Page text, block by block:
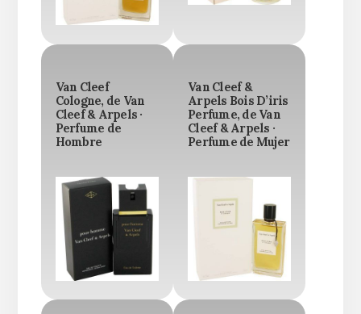
Van Cleef
Cologne, de Van
Cleef & Arpels ·
Perfume de
Hombre
Van Cleef &
Arpels Bois D’iris
Perfume, de Van
Cleef & Arpels ·
Perfume de Mujer